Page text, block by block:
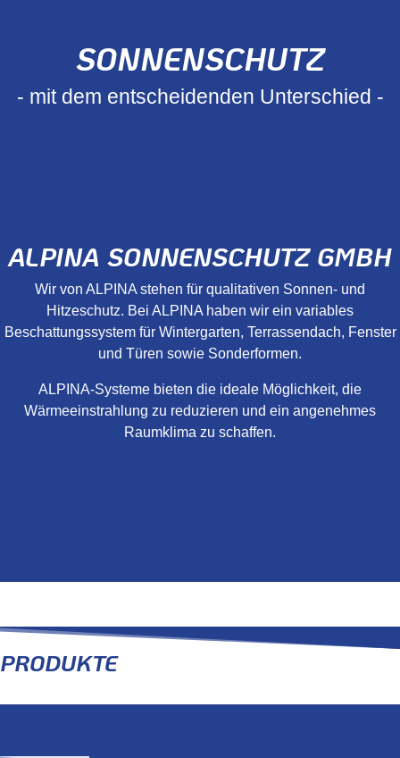
SONNENSCHUTZ
- mit dem entscheidenden Unterschied -
ALPINA SONNENSCHUTZ GMBH
Wir von ALPINA stehen für qualitativen Sonnen- und
Hitzeschutz. Bei ALPINA haben wir ein variables
Beschattungssystem für Wintergarten, Terrassendach, Fenster
und Türen sowie Sonderformen.
ALPINA-Systeme bieten die ideale Möglichkeit, die
Wärmeeinstrahlung zu reduzieren und ein angenehmes
Raumklima zu schaffen.
PRODUKTE